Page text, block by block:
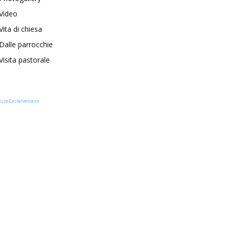
di chiesa
Dalle parrocchie
pastorale
Castelvetrano